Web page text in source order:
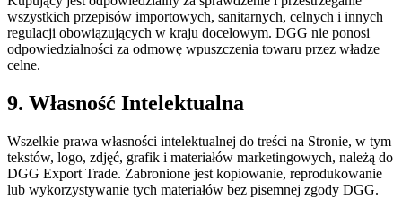
wszystkich przepisów importowych, sanitarnych, celnych i innych
regulacji obowiązujących w kraju docelowym. DGG nie ponosi
odpowiedzialności za odmowę wpuszczenia towaru przez władze
celne.
9. Własność Intelektualna
Wszelkie prawa własności intelektualnej do treści na Stronie, w tym
tekstów, logo, zdjęć, grafik i materiałów marketingowych, należą do
DGG Export Trade. Zabronione jest kopiowanie, reprodukowanie
lub wykorzystywanie tych materiałów bez pisemnej zgody DGG.